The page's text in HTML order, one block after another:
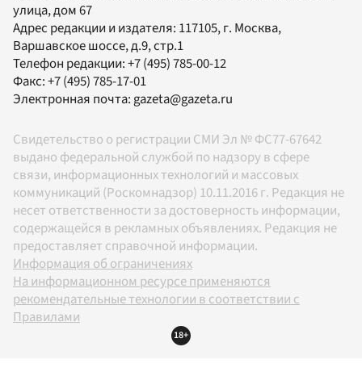
улица, дом 67
Адрес редакции и издателя: 117105, г. Москва,
Варшавское шоссе, д.9, стр.1
Телефон редакции:+7 (495) 785-00-12
Факс:+7 (495) 785-17-01
Электронная почта: gazeta@gazeta.ru
Свидетельство о регистрации СМИ Эл № ФС77-67642
выдано федеральной службой по надзору в сфере
связи, информационных технологий и массовых
коммуникаций (Роскомнадзор) 10.11.2016 г. Редакция не
несет ответственности за достоверность информации,
содержащейся в рекламных объявлениях. Редакция не
предоставляет справочной информации.
Информация об ограничениях
На информационном ресурсе применяются
рекомендательные технологии в соответствии с
Правилами
18+